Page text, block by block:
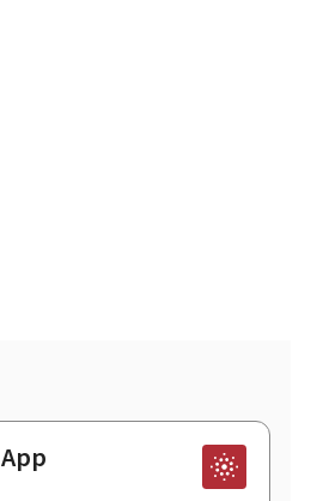
App